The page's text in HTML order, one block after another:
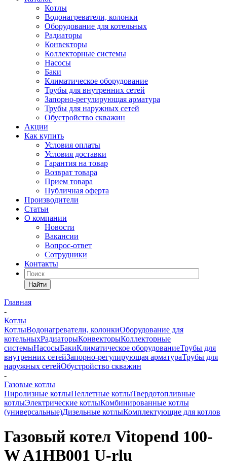
Котлы
Водонагреватели, колонки
Оборудование для котельных
Радиаторы
Конвекторы
Коллекторные системы
Насосы
Баки
Климатическое оборудование
Трубы для внутренних сетей
Запорно-регулирующая арматура
Трубы для наружных сетей
Обустройство скважин
Акции
Как купить
Условия оплаты
Условия доставки
Гарантия на товар
Возврат товара
Прием товара
Публичная оферта
Производители
Статьи
О компании
Новости
Вакансии
Вопрос-ответ
Сотрудники
Контакты
Найти
Главная
-
Котлы
КотлыВодонагреватели, колонкиОборудование для
котельныхРадиаторыКонвекторыКоллекторные
системыНасосыБакиКлиматическое оборудованиеТрубы для
внутренних сетейЗапорно-регулирующая арматураТрубы для
наружных сетейОбустройство скважин
-
Газовые котлы
Пиролизные котлыПеллетные котлыТвердотопливные
котлыЭлектрические котлыКомбинированные котлы
(универсальные)Дизельные котлыКомплектующие для котлов
Газовый котел Vitopend 100-
W A1HB001 U-rlu